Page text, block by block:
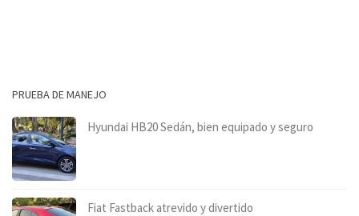
PRUEBA DE MANEJO
Hyundai HB20 Sedán, bien equipado y seguro
Fiat Fastback atrevido y divertido